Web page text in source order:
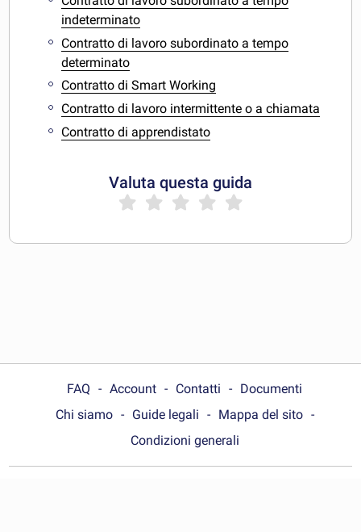
indeterminato
Contratto di lavoro subordinato a tempo
determinato
Contratto di Smart Working
Contratto di lavoro intermittente o a chiamata
Contratto di apprendistato
Valuta questa guida
FAQ Account Contatti
Documenti
Chi siamo
Guide legali
Mappa del sito
Condizioni generali